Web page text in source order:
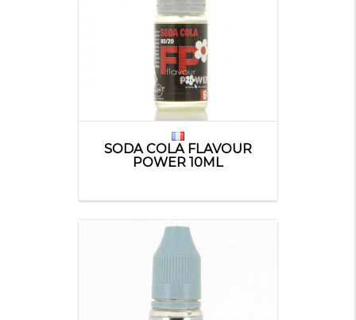
SODA COLA FLAVOUR
POWER 10ML